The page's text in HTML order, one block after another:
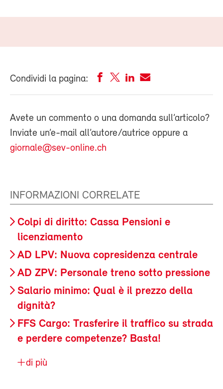
Condividi la pagina:
Avete un commento o una domanda sull’articolo?
Inviate un’e-mail all’autore/autrice oppure a
giornale@sev-online.ch
INFORMAZIONI CORRELATE
Colpi di diritto: Cassa Pensioni e
licenziamento
AD LPV: Nuova copresidenza centrale
AD ZPV: Personale treno sotto pressione
Salario minimo: Qual è il prezzo della
dignità?
FFS Cargo: Trasferire il traffico su strada
e perdere competenze? Basta!
di più